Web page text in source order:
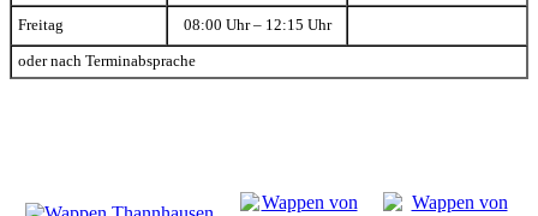
Freitag 08:00 Uhr – 12:15 Uhr
oder nach Terminabsprache